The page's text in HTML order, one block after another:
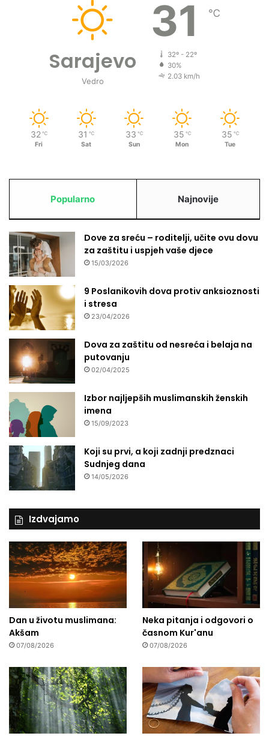
Sarajevo
Vedro
31 ℃
32º - 22º
30%
2.03 km/h
32 ℃
Fri
31 ℃
Sat
33 ℃
Sun
35 ℃
Mon
35 ℃
Tue
Popularno Najnovije
Dove za sreću – roditelji, učite ovu dovu
za zaštitu i uspjeh vaše djece
15/03/2026
9 Poslanikovih dova protiv anksioznosti
i stresa
23/04/2026
Dova za zaštitu od nesreća i belaja na
putovanju
02/04/2025
Izbor najljepših muslimanskih ženskih
imena
15/09/2023
Koji su prvi, a koji zadnji predznaci
Sudnjeg dana
14/05/2026
Izdvajamo
Dan u životu muslimana:
Akšam
07/08/2026
Neka pitanja i odgovori o
časnom Kur'anu
07/08/2026